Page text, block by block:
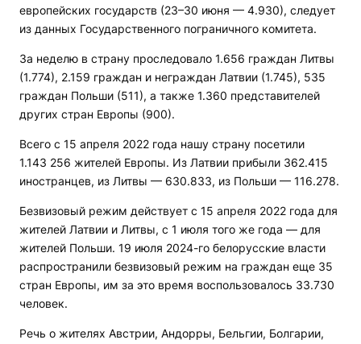
европейских государств (23–30 июня — 4.930), следует
из данных Государственного пограничного комитета.
За неделю в страну проследовало 1.656 граждан Литвы
(1.774), 2.159 граждан и неграждан Латвии (1.745), 535
граждан Польши (511), а также 1.360 представителей
других стран Европы (900).
Всего с 15 апреля 2022 года нашу страну посетили
1.143 256 жителей Европы. Из Латвии прибыли 362.415
иностранцев, из Литвы — 630.833, из Польши — 116.278.
Безвизовый режим действует с 15 апреля 2022 года для
жителей Латвии и Литвы, с 1 июля того же года — для
жителей Польши. 19 июля 2024-го белорусские власти
распространили безвизовый режим на граждан еще 35
стран Европы, им за это время воспользовалось 33.730
человек.
Речь о жителях Австрии, Андорры, Бельгии, Болгарии,